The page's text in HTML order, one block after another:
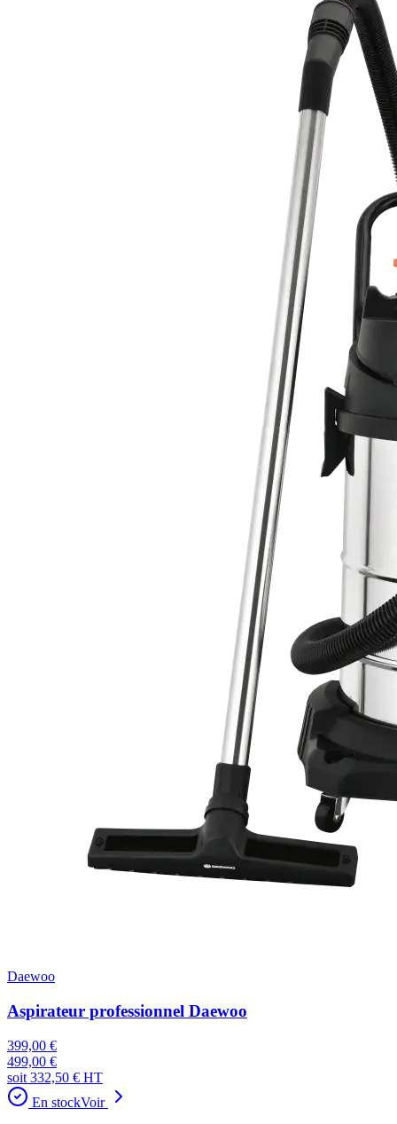
Daewoo
Aspirateur professionnel Daewoo
399,00 €
499,00 €
soit 332,50 € HT
En stockVoir